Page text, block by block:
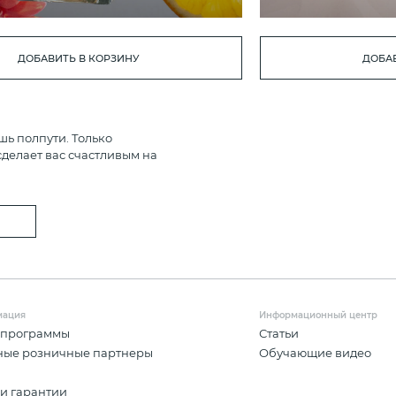
ДОБАВИТЬ В КОРЗИНУ
полпути. Только
вас счастливым на
розничные партнеры
гарантии
Информационный центр
Статьи
Обучающие видео